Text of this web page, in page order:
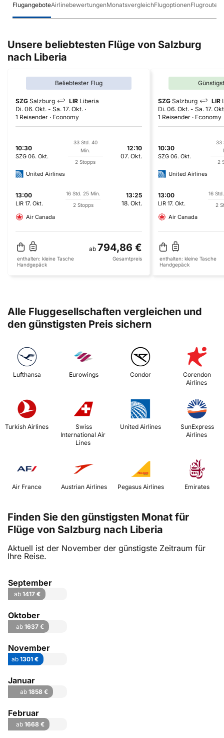
FlugangeboteAirlinebewertungenMonatsvergleichFlugoptionenFlugrouten
Unsere beliebtesten Flüge von Salzburg
nach Liberia
Beliebtester Flug
SZG Salzburg LIR Liberia
Di. 06. Okt. - Sa. 17. Okt.
1 Reisender
Economy
10:30
SZG 06. Okt.
33 Std. 40
Min.
2 Stopps
12:10
07. Okt.
United Airlines
13:00
LIR 17. Okt.
16 Std. 25 Min.
2 Stopps
13:25
18. Okt.
Air Canada
ab 794,86 €
enthalten: kleine Tasche
Handgepäck
Gesamtpreis
SZG Salzburg LIR
Di. 06. Okt. - Sa. 17.
1 Reisender
Economy
10:30
SZG 06. Okt.
33
2
United Airlines
13:00
LIR 17. Okt.
16
2
Air Canada
enthalten: kleine Tasche
Handgepäck
Alle Fluggesellschaften vergleichen und
den günstigsten Preis sichern
Lufthansa Eurowings Condor
Corendon
Airlines
Turkish Airlines
International Air
Lines
United Airlines
Airlines
Air France Austrian Airlines Emirates
Finden Sie den günstigsten Monat für
Flüge von Salzburg nach Liberia
Aktuell ist der November der günstigste Zeitraum für
Ihre Reise.
September
ab 1417 €
Oktober
ab1637 €
November
ab 1301 €
Januar
ab 1858 €
Februar
ab1668 €